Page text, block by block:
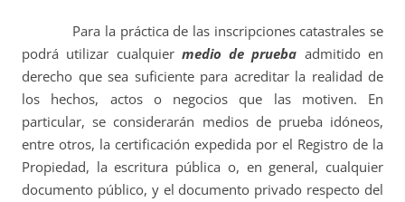
Para la práctica de las inscripciones catastrales se
podrá utilizar cualquier medio de prueba admitido en
derecho que sea suficiente para acreditar la realidad de
los hechos, actos o negocios que las motiven. En
particular, se considerarán medios de prueba idóneos,
entre otros, la certificación expedida por el Registro de la
Propiedad, la escritura pública o, en general, cualquier
documento público, y el documento privado respecto del